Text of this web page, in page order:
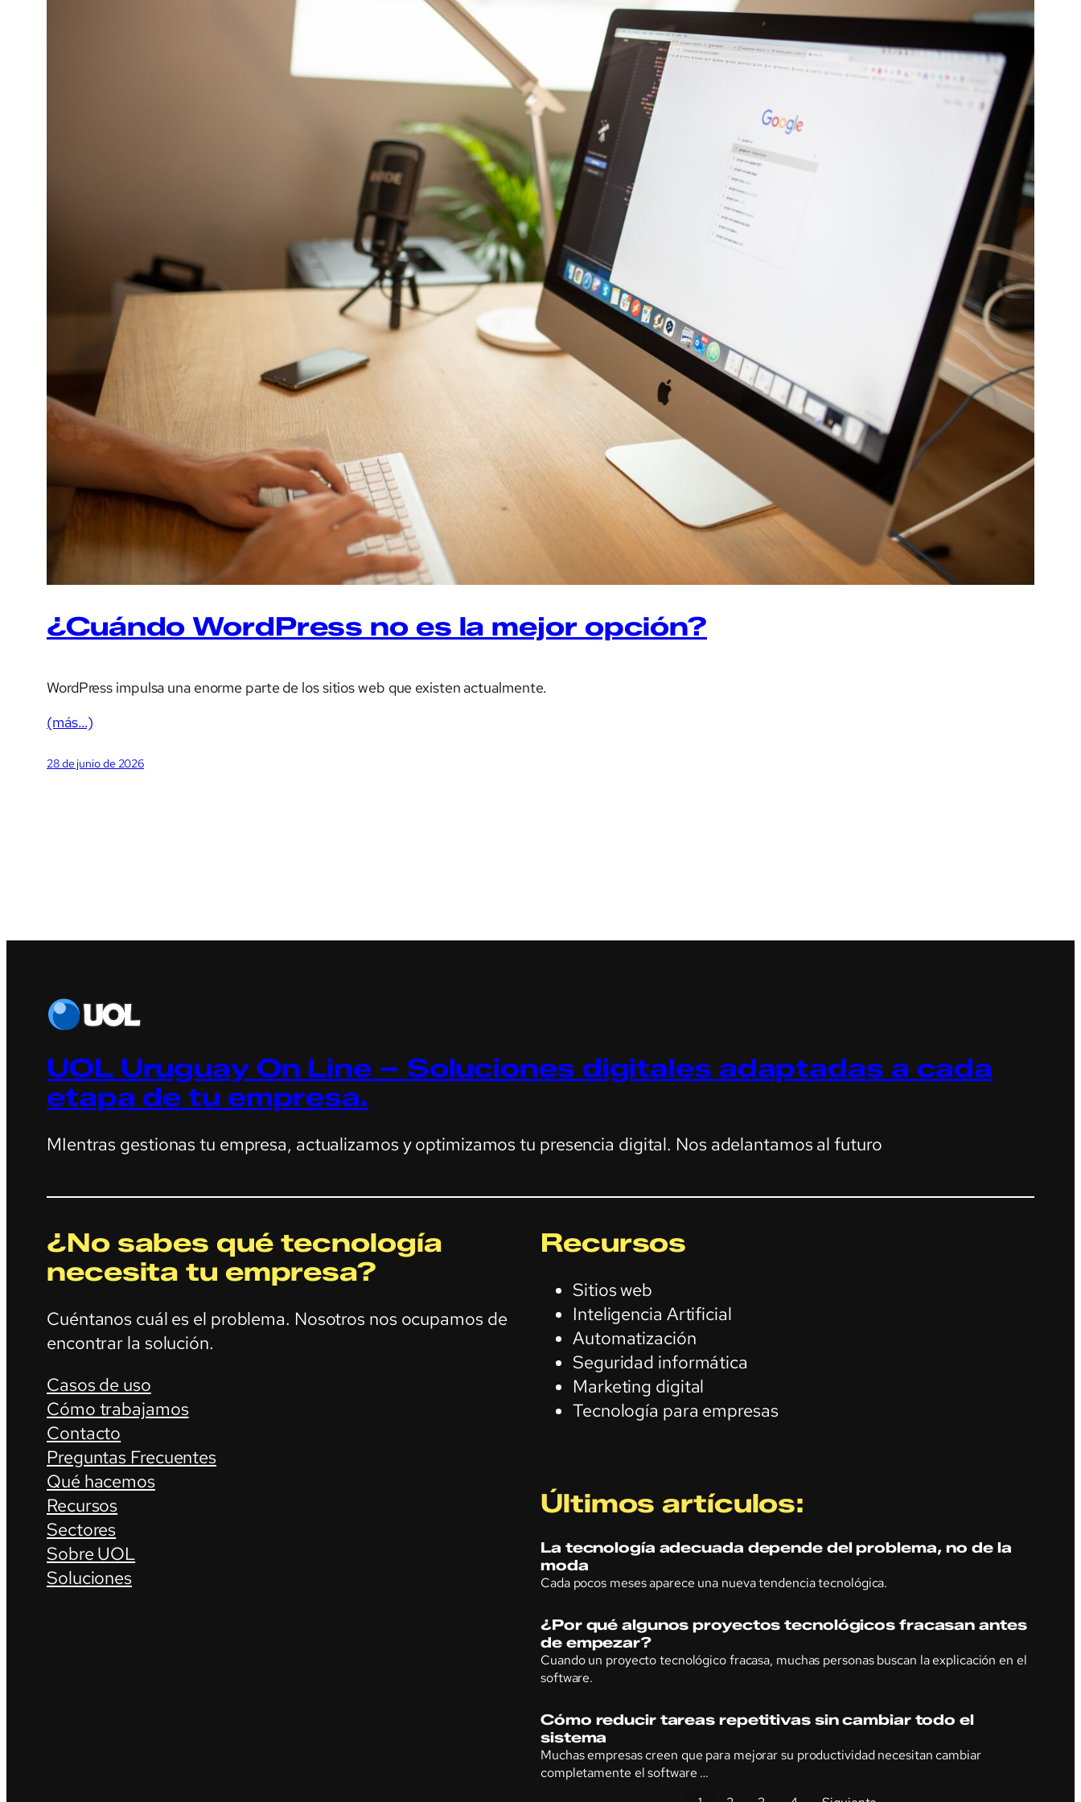
¿Cuándo WordPress no es la mejor opción?
WordPress impulsa una enorme parte de los sitios web que existen actualmente.
(más…)
28 de junio de 2026
UOL Uruguay On Line – Soluciones digitales adaptadas a cada
etapa de tu empresa.
MIentras gestionas tu empresa, actualizamos y optimizamos tu presencia digital. Nos adelantamos al futuro
¿No sabes qué tecnología
necesita tu empresa?
Cuéntanos cuál es el problema. Nosotros nos ocupamos de
encontrar la solución.
Casos de uso
Cómo trabajamos
Contacto
Preguntas Frecuentes
Qué hacemos
Recursos
Sectores
Sobre UOL
Soluciones
Recursos
Sitios web
Inteligencia Artificial
Automatización
Seguridad informática
Marketing digital
Tecnología para empresas
Últimos artículos:
La tecnología adecuada depende del problema, no de la
moda
Cada pocos meses aparece una nueva tendencia tecnológica.
¿Por qué algunos proyectos tecnológicos fracasan antes
de empezar?
Cuando un proyecto tecnológico fracasa, muchas personas buscan la explicación en el
software.
Cómo reducir tareas repetitivas sin cambiar todo el
sistema
Muchas empresas creen que para mejorar su productividad necesitan cambiar
completamente el software …